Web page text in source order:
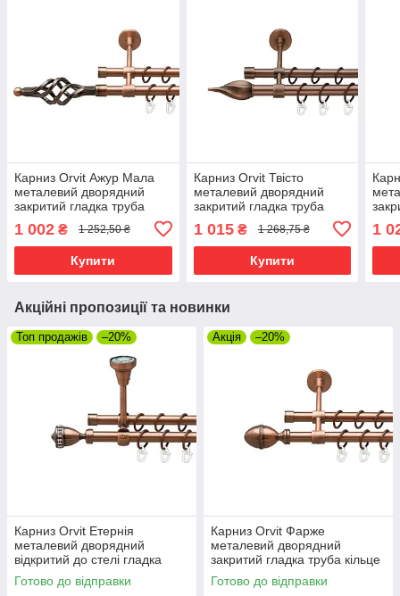
Карниз Orvit Ажур Мала
металевий дворядний
закритий гладка труба
16\16 мм 240 см (00-
00019766)
1 002 ₴ 1 252,50 ₴
Купити
Карниз Orvit Твісто
металевий дворядний
закритий гладка труба
19\16 мм 240 см (00-
00012025)
1 015₴ 1 268,75 ₴
Купити
1
Акційні пропозиції та новинки
Топ продажів –20%
Карниз Orvit Етернія
металевий дворядний
відкритий до стелі гладка
труба кільце металеве Мідь
16\16 мм 120 см (00-
Готово до відправки
Акція –20%
Карниз Orvit Фарже
металевий дворядний
закритий гладка труба кільце
металеве Мідь 16\16 мм 120
см (00-00019999)
Готово до відправки